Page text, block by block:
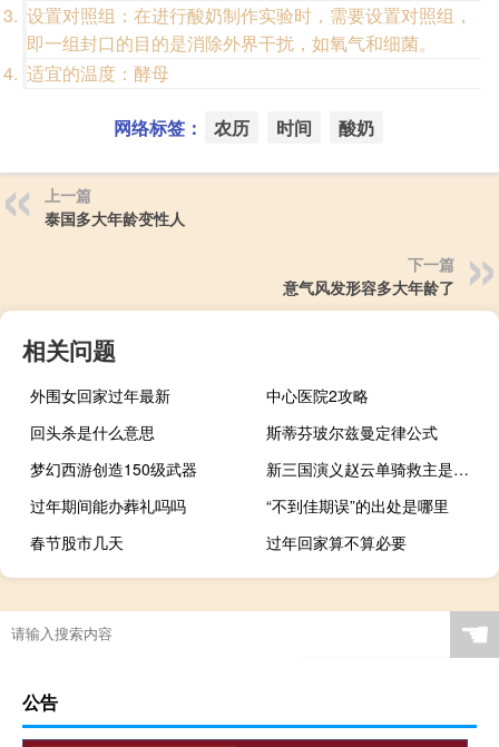
设置对照组：在进行酸奶制作实验时，需要设置对照组，
即一组封口的目的是消除外界干扰，如氧气和细菌。
适宜的温度：酵母
网络标签： 农历 时间 酸奶
上一篇
泰国多大年龄变性人
下一篇
意气风发形容多大年龄了
相关问题
外围女回家过年最新
中心医院2攻略
回头杀是什么意思
斯蒂芬玻尔兹曼定律公式
梦幻西游创造150级武器
新三国演义赵云单骑救主是多少集
过年期间能办葬礼吗吗
“不到佳期误”的出处是哪里
春节股市几天
过年回家算不算必要
☚
公告